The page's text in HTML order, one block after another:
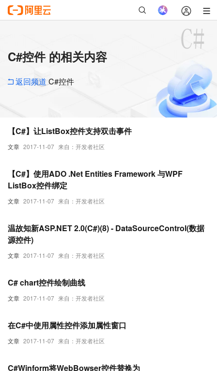
C#控件 的相关内容
返回频道 C#控件
文章 2017-11-07 来自：开发者社区
【C#】让ListBox控件支持双击事件
文章 2017-11-07 来自：开发者社区
【C#】使用ADO .Net Entities Framework 与WPF
ListBox控件绑定
文章 2017-11-07 来自：开发者社区
温故知新ASP.NET 2.0(C#)(8) - DataSourceControl(数据
源控件)
文章 2017-11-07 来自：开发者社区
C# chart控件绘制曲线
文章 2017-11-07 来自：开发者社区
在C#中使用属性控件添加属性窗口
C#Winform将WebBowser控件替换为